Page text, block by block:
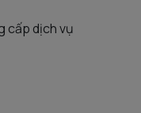
cấp dịch vụ